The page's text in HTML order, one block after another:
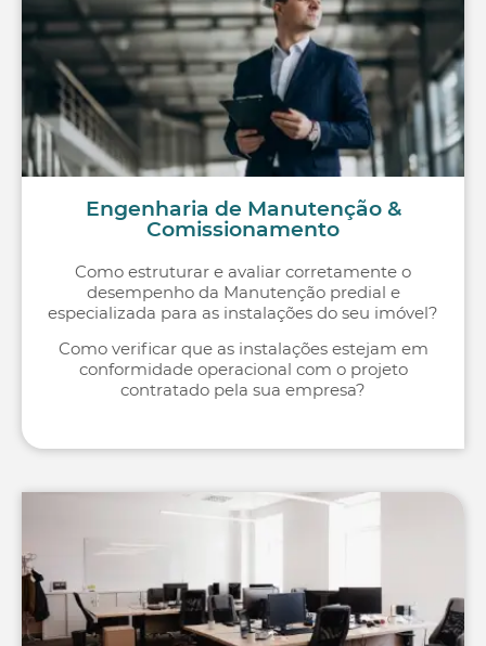
Engenharia de Manutenção &
Comissionamento
Como estruturar e avaliar corretamente o
desempenho da Manutenção predial e
especializada para as instalações do seu imóvel?
Como verificar que as instalações estejam em
conformidade operacional com o projeto
contratado pela sua empresa?